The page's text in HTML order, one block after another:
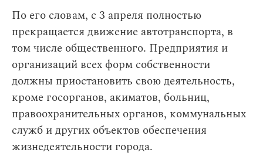
По его словам, с 3 апреля полностью
прекращается движение автотранспорта, в
том числе общественного. Предприятия и
организаций всех форм собственности
должны приостановить свою деятельность,
кроме госорганов, акиматов, больниц,
правоохранительных органов, коммунальных
служб и других объектов обеспечения
жизнедеятельности города.